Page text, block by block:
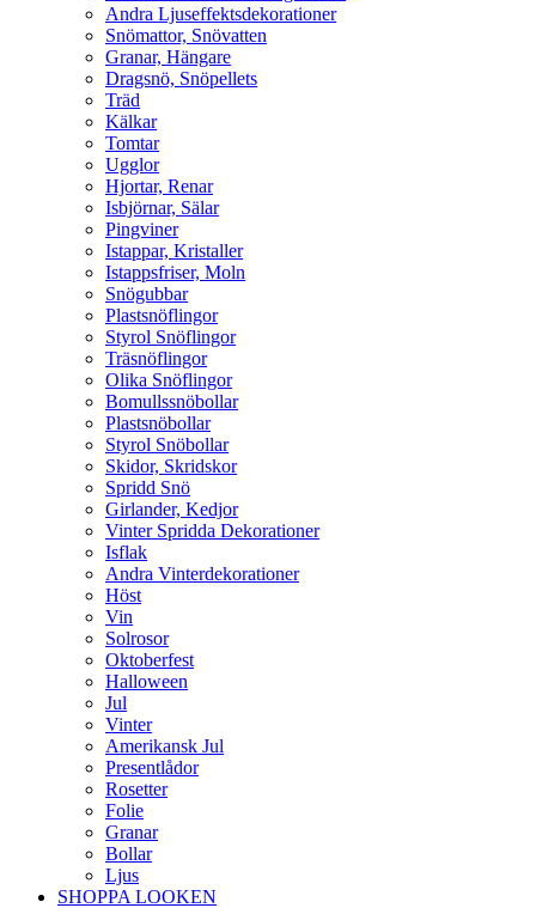
Andra Ljuseffektsdekorationer
Snömattor, Snövatten
Granar, Hängare
Dragsnö, Snöpellets
Träd
Kälkar
Tomtar
Ugglor
Hjortar, Renar
Isbjörnar, Sälar
Pingviner
Istappar, Kristaller
Istappsfriser, Moln
Snögubbar
Plastsnöflingor
Styrol Snöflingor
Träsnöflingor
Olika Snöflingor
Bomullssnöbollar
Plastsnöbollar
Styrol Snöbollar
Skidor, Skridskor
Spridd Snö
Girlander, Kedjor
Vinter Spridda Dekorationer
Isflak
Andra Vinterdekorationer
Höst
Vin
Solrosor
Oktoberfest
Halloween
Jul
Vinter
Amerikansk Jul
Presentlådor
Rosetter
Folie
Granar
Bollar
Ljus
SHOPPA LOOKEN